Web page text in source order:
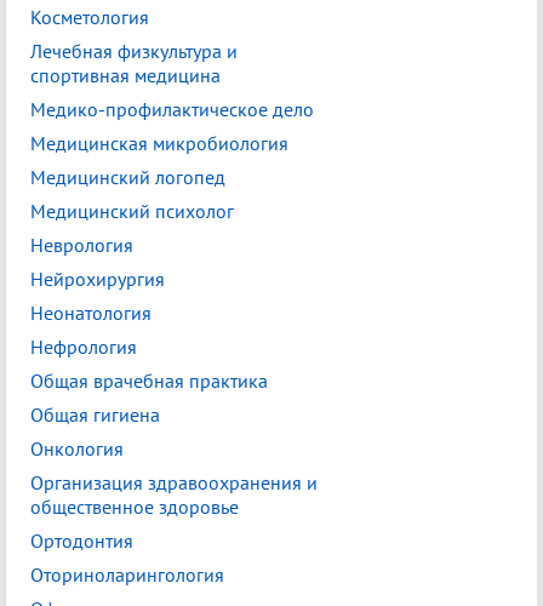
Косметология
Лечебная физкультура и
спортивная медицина
Медико-профилактическое дело
Медицинская микробиология
Медицинский логопед
Медицинский психолог
Неврология
Нейрохирургия
Неонатология
Нефрология
Общая врачебная практика
Общая гигиена
Онкология
Организация здравоохранения и
общественное здоровье
Ортодонтия
Оториноларингология